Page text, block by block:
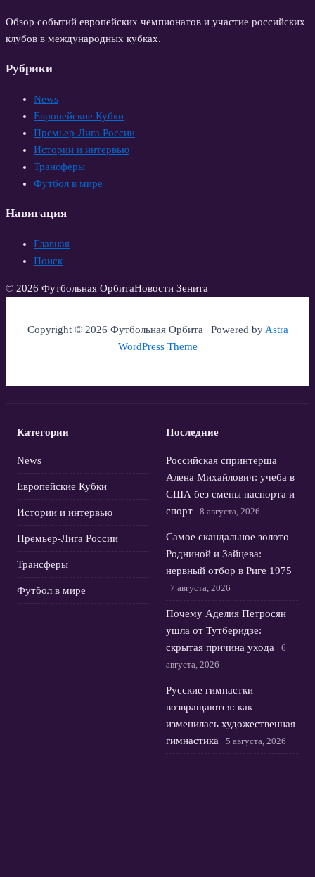
Обзор событий европейских чемпионатов и участие российских
клубов в международных кубках.
Рубрики
News
Европейские Кубки
Премьер-Лига России
Истории и интервью
Трансферы
Футбол в мире
Навигация
Главная
Поиск
© 2026 Футбольная ОрбитаНовости Зенита
Copyright © 2026 Футбольная Орбита | Powered byAstra
WordPress Theme
Категории
News
Европейские Кубки
Истории и интервью
Премьер-Лига России
Трансферы
Футбол в мире
Последние
Российская спринтерша
Алена Михайлович: учеба в
США без смены паспорта и
спорт
8 августа, 2026
Самое скандальное золото
Родниной и Зайцева:
нервный отбор в Риге 1975
7 августа, 2026
Почему Аделия Петросян
ушла от Тутберидзе:
скрытая причина ухода
6
августа, 2026
Русские гимнастки
возвращаются: как
изменилась художественная
гимнастика
5 августа, 2026